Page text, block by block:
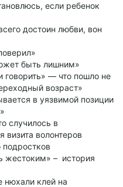
если ребенок
достоин любви, вон
быть лишним»
говорить» — что пошло не
возраст»
в уязвимой позиции
случилось в
визита волонтеров
жестоким» – история
нюхали клей на